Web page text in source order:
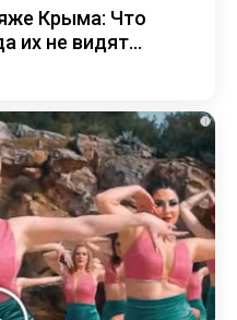
Крыма: Что
их не видят...
i